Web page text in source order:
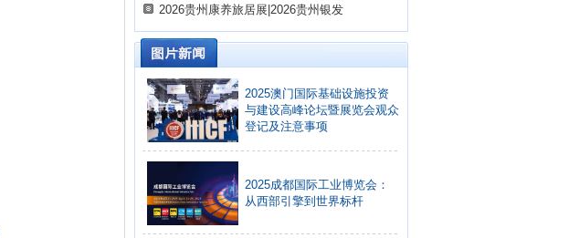
2026贵州康养旅居展|2026贵州银发
2025澳门国际基础设施投资
与建设高峰论坛暨展览会观众
登记及注意事项
2025成都国际工业博览会：
从西部引擎到世界标杆